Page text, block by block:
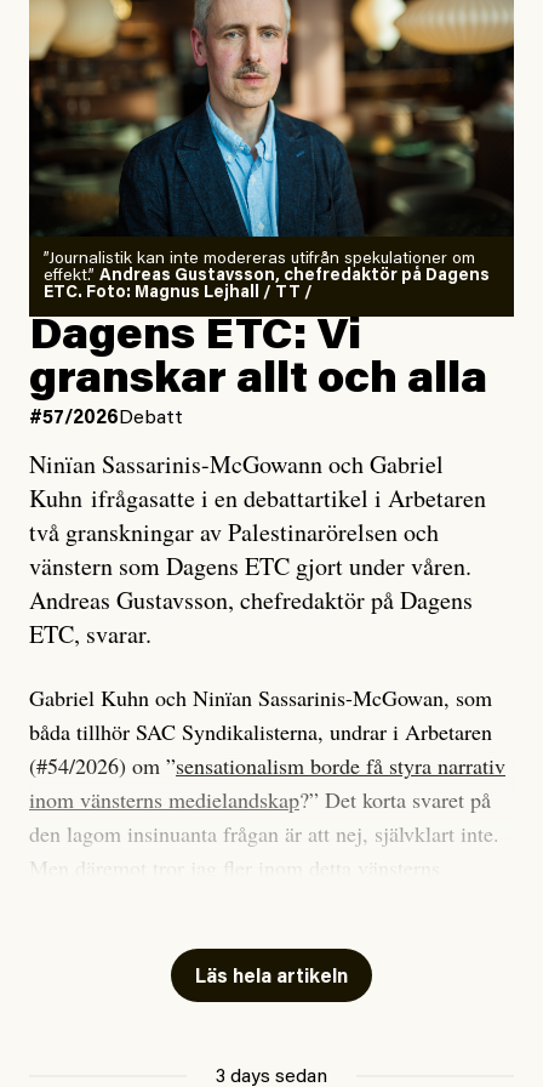
”Journalistik kan inte modereras utifrån spekulationer om
effekt.” Andreas Gustavsson, chefredaktör på Dagens
ETC. Foto: Magnus Lejhall / TT /
Dagens ETC: Vi
granskar allt och alla
#57/2026 Debatt
Ninïan Sassarinis-McGowann och Gabriel
Kuhn ifrågasatte i en debattartikel i Arbetaren
två granskningar av Palestinarörelsen och
vänstern som Dagens ETC gjort under våren.
Andreas Gustavsson, chefredaktör på Dagens
ETC, svarar.
Gabriel Kuhn och Ninïan Sassarinis-McGowan, som
båda tillhör SAC Syndikalisterna, undrar i Arbetaren
(#54/2026) om ”sensationalism borde få styra narrativ
inom vänsterns medielandskap?” Det korta svaret på
den lagom insinuanta frågan är att nej, självklart inte.
Men däremot tror jag fler inom detta vänsterns
journalistik som vänder sig till många snarare än att
jaga inbördes beundran. Det har i alla fall fungerat för
Läs hela artikeln
3 days sedan